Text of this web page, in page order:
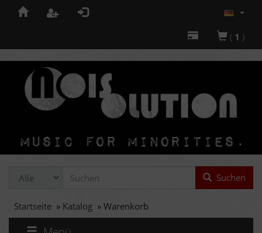
( 1 )
Suchen
Startseite » Katalog » Warenkorb